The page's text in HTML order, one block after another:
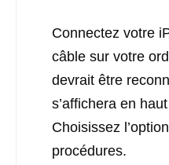
Connectez votre
câble sur votre
devrait être
s’affichera en
Choisissez
procédures.